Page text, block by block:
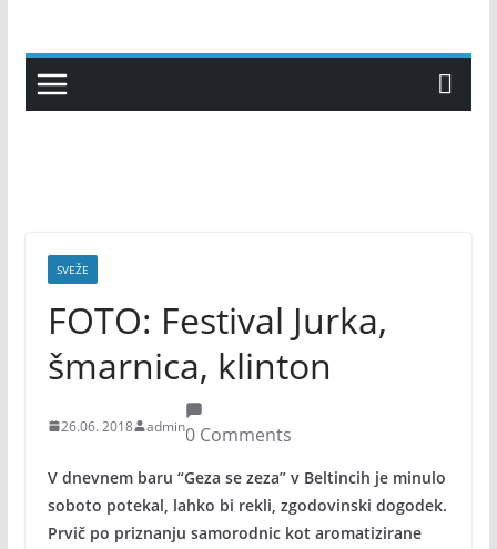
content
SVEŽE
FOTO: Festival Jurka,
šmarnica, klinton
26.06. 2018 admin0 Comments
V dnevnem baru “Geza se zeza” v Beltincih je minulo
soboto potekal, lahko bi rekli, zgodovinski dogodek.
Prvič po priznanju samorodnic kot aromatizirane